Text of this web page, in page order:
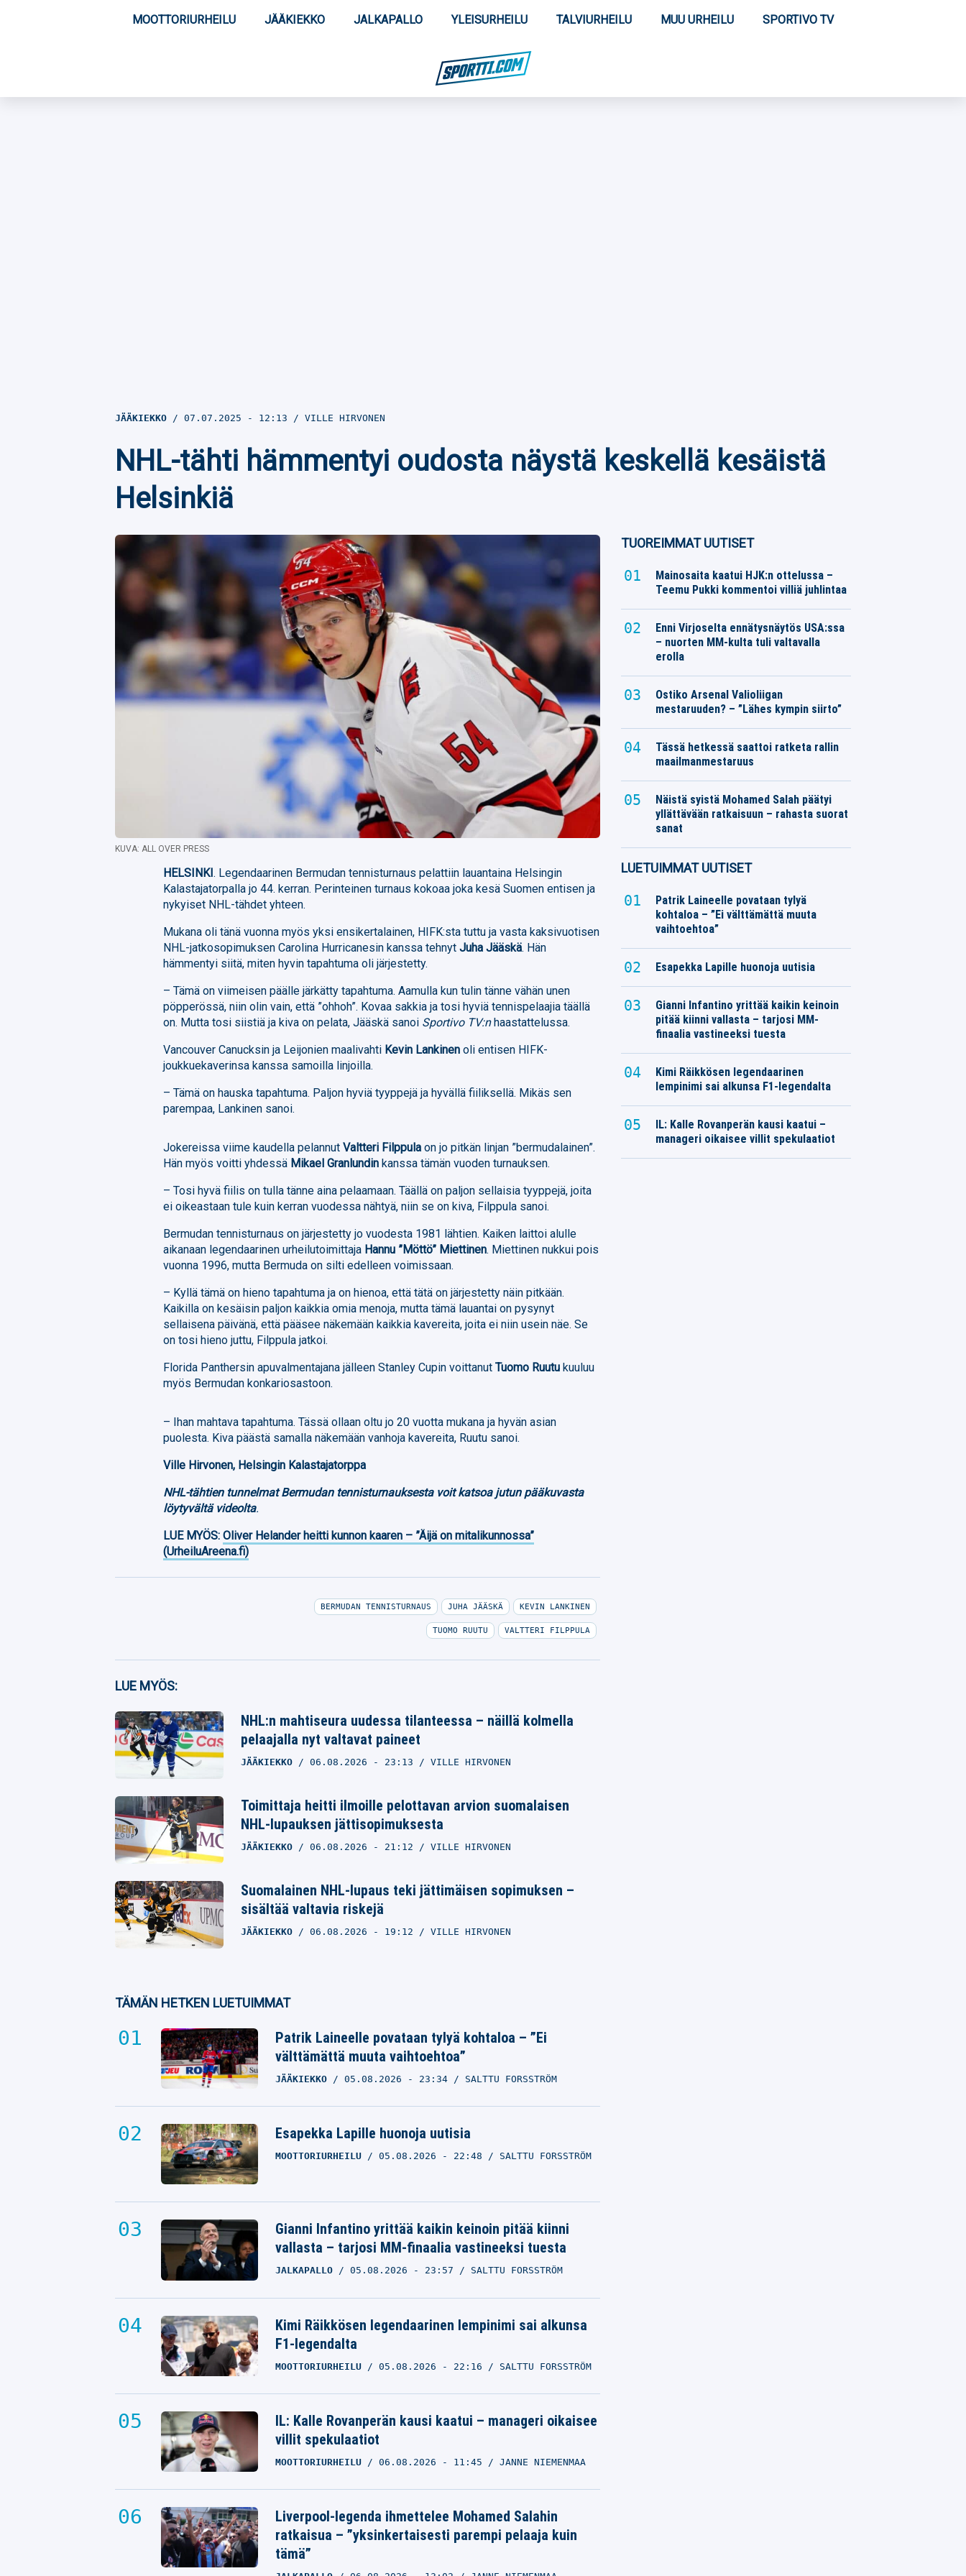
MOOTTORIURHEILU JÄÄKIEKKO JALKAPALLO YLEISURHEILU TALVIURHEILU MUU URHEILU SPORTIVO TV
JÄÄKIEKKO 07.07.2025 - 12:13 VILLE HIRVONEN
NHL-tähti hämmentyi oudosta näystä keskellä kesäistä
Helsinkiä
KUVA: ALL OVER PRESS
HELSINKI. Legendaarinen Bermudan tennisturnaus pelattiin lauantaina Helsingin
Kalastajatorpalla jo 44. kerran. Perinteinen turnaus kokoaa joka kesä Suomen entisen ja
nykyiset NHL-tähdet yhteen.
Mukana oli tänä vuonna myös yksi ensikertalainen, HIFK:sta tuttu ja vasta kaksivuotisen
NHL-jatkosopimuksen Carolina Hurricanesin kanssa tehnytJuha Jääskä. Hän
hämmentyi siitä, miten hyvin tapahtuma oli järjestetty.
– Tämä on viimeisen päälle järkätty tapahtuma. Aamulla kun tulin tänne vähän unen
pöpperössä, niin olin vain, että ”ohhoh”. Kovaa sakkia ja tosi hyviä tennispelaajia täällä
on. Mutta tosi siistiä ja kiva on pelata, Jääskä sanoi Sportivo TV:nhaastattelussa.
Vancouver Canucksin ja Leijonien maalivahti Kevin Lankinen oli entisen HIFK-
joukkuekaverinsa kanssa samoilla linjoilla.
– Tämä on hauska tapahtuma. Paljon hyviä tyyppejä ja hyvällä fiiliksellä. Mikäs sen
parempaa, Lankinen sanoi.
Jokereissa viime kaudella pelannutValtteri Filppula on jo pitkän linjan ”bermudalainen”.
Hän myös voitti yhdessä Mikael Granlundin kanssa tämän vuoden turnauksen.
– Tosi hyvä fiilis on tulla tänne aina pelaamaan. Täällä on paljon sellaisia tyyppejä, joita
ei oikeastaan tule kuin kerran vuodessa nähtyä, niin se on kiva, Filppula sanoi.
Bermudan tennisturnaus on järjestetty jo vuodesta 1981 lähtien. Kaiken laittoi alulle
aikanaan legendaarinen urheilutoimittaja Hannu ”Möttö” Miettinen. Miettinen nukkui pois
vuonna 1996, mutta Bermuda on silti edelleen voimissaan.
– Kyllä tämä on hieno tapahtuma ja on hienoa, että tätä on järjestetty näin pitkään.
Kaikilla on kesäisin paljon kaikkia omia menoja, mutta tämä lauantai on pysynyt
sellaisena päivänä, että pääsee näkemään kaikkia kavereita, joita ei niin usein näe. Se
on tosi hieno juttu, Filppula jatkoi.
Florida Panthersin apuvalmentajana jälleen Stanley Cupin voittanutTuomo Ruutu kuuluu
myös Bermudan konkariosastoon.
– Ihan mahtava tapahtuma. Tässä ollaan oltu jo 20 vuotta mukana ja hyvän asian
puolesta. Kiva päästä samalla näkemään vanhoja kavereita, Ruutu sanoi.
Ville Hirvonen, Helsingin Kalastajatorppa
NHL-tähtien tunnelmat Bermudan tennisturnauksesta voit katsoa jutun pääkuvasta
löytyvältä videolta.
LUE MYÖS:Oliver Helander heitti kunnon kaaren – ”Äijä on mitalikunnossa”
(UrheiluAreena.fi)
Whatsapp
BERMUDAN TENNISTURNAUS JUHA JÄÄSKÄ KEVIN LANKINEN
TUOMO RUUTU VALTTERI FILPPULA
LUE MYÖS:
NHL:n mahtiseura uudessa tilanteessa – näillä kolmella
pelaajalla nyt valtavat paineet
JÄÄKIEKKO 06.08.2026 - 23:13 VILLE HIRVONEN
Toimittaja heitti ilmoille pelottavan arvion suomalaisen
NHL-lupauksen jättisopimuksesta
JÄÄKIEKKO 06.08.2026 - 21:12 VILLE HIRVONEN
Suomalainen NHL-lupaus teki jättimäisen sopimuksen –
sisältää valtavia riskejä
JÄÄKIEKKO 06.08.2026 - 19:12 VILLE HIRVONEN
TÄMÄN HETKEN LUETUIMMAT
Patrik Laineelle povataan tylyä kohtaloa – ”Ei
välttämättä muuta vaihtoehtoa”
JÄÄKIEKKO 05.08.2026 - 23:34 SALTTU FORSSTRÖM
Esapekka Lapille huonoja uutisia
MOOTTORIURHEILU 05.08.2026 - 22:48 SALTTU FORSSTRÖM
Gianni Infantino yrittää kaikin keinoin pitää kiinni
vallasta – tarjosi MM-finaalia vastineeksi tuesta
JALKAPALLO 05.08.2026 - 23:57 SALTTU FORSSTRÖM
Kimi Räikkösen legendaarinen lempinimi sai alkunsa
F1-legendalta
MOOTTORIURHEILU 05.08.2026 - 22:16 SALTTU FORSSTRÖM
IL: Kalle Rovanperän kausi kaatui – manageri oikaisee
villit spekulaatiot
MOOTTORIURHEILU 06.08.2026 - 11:45 JANNE NIEMENMAA
Liverpool-legenda ihmettelee Mohamed Salahin
ratkaisua – ”yksinkertaisesti parempi pelaaja kuin
tämä”
TUOREIMMAT UUTISET
Mainosaita kaatui HJK:n ottelussa –
Teemu Pukki kommentoi villiä juhlintaa
Enni Virjoselta ennätysnäytös USA:ssa
– nuorten MM-kulta tuli valtavalla
erolla
Ostiko Arsenal Valioliigan
mestaruuden? – ”Lähes kympin siirto”
Tässä hetkessä saattoi ratketa rallin
maailmanmestaruus
Näistä syistä Mohamed Salah päätyi
yllättävään ratkaisuun – rahasta suorat
sanat
LUETUIMMAT UUTISET
Patrik Laineelle povataan tylyä
kohtaloa – ”Ei välttämättä muuta
vaihtoehtoa”
Esapekka Lapille huonoja uutisia
Gianni Infantino yrittää kaikin keinoin
pitää kiinni vallasta – tarjosi MM-
finaalia vastineeksi tuesta
Kimi Räikkösen legendaarinen
lempinimi sai alkunsa F1-legendalta
IL: Kalle Rovanperän kausi kaatui –
manageri oikaisee villit spekulaatiot